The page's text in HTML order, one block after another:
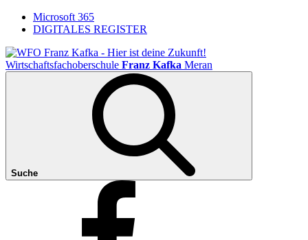
Microsoft 365
DIGITALES REGISTER
Wirtschaftsfachoberschule Franz Kafka Meran
Suche